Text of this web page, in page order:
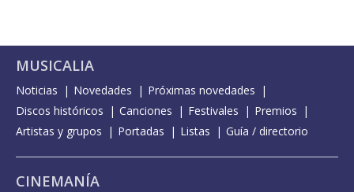
MUSICALIA
Noticias Novedades
Próximas novedades
Discos históricos
Canciones Festivales
Premios
Artistas y grupos
Portadas Listas Guía / directorio
CINEMANÍA